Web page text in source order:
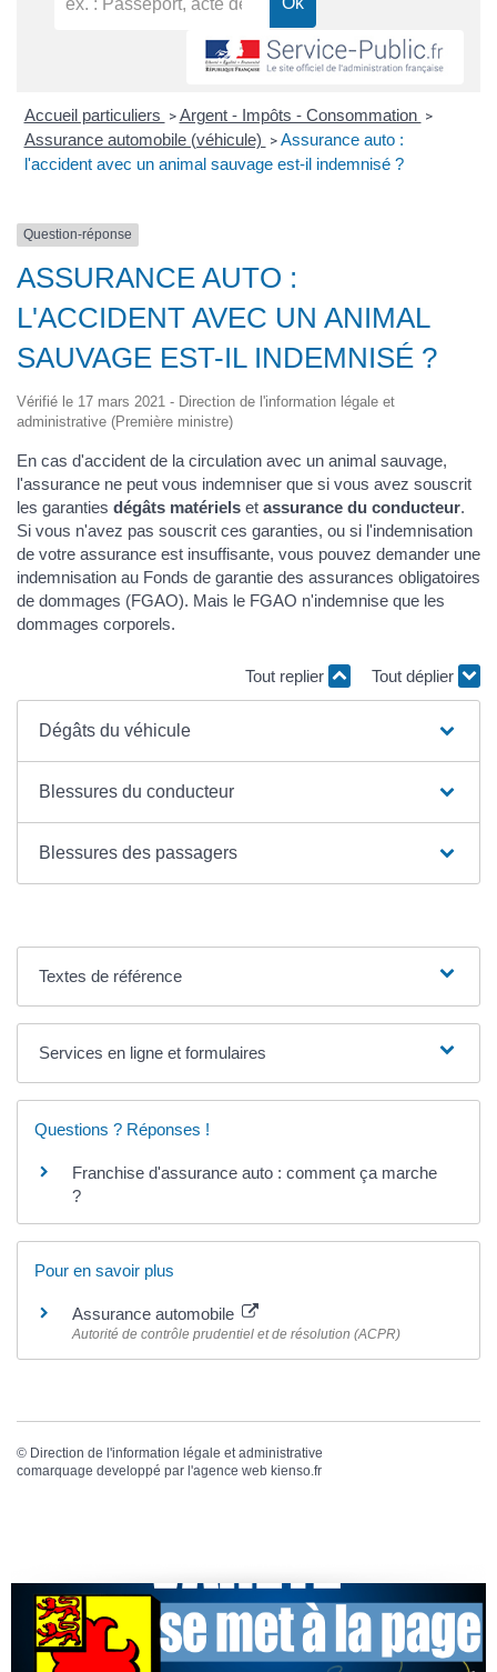
Accueil particuliers > Argent - Impôts - Consommation >
Assurance automobile (véhicule) > Assurance auto :
l'accident avec un animal sauvage est-il indemnisé ?
Question-réponse
ASSURANCE AUTO :
L'ACCIDENT AVEC UN ANIMAL
SAUVAGE EST-IL INDEMNISÉ ?
Vérifié le 17 mars 2021 - Direction de l'information légale et
administrative (Première ministre)
En cas d'accident de la circulation avec un animal sauvage,
l'assurance ne peut vous indemniser que si vous avez souscrit
les garanties dégâts matériels et assurance du conducteur.
Si vous n'avez pas souscrit ces garanties, ou si l'indemnisation
de votre assurance est insuffisante, vous pouvez demander une
indemnisation au Fonds de garantie des assurances obligatoires
de dommages (FGAO). Mais le FGAO n'indemnise que les
dommages corporels.
Tout replier Tout déplier
Dégâts du véhicule
Blessures du conducteur
Blessures des passagers
Textes de référence
Services en ligne et formulaires
Questions ? Réponses !
Franchise d'assurance auto : comment ça marche
?
Pour en savoir plus
Assurance automobile
Autorité de contrôle prudentiel et de résolution (ACPR)
© Direction de l'information légale et administrative
comarquage developpé par l'agence web kienso.fr